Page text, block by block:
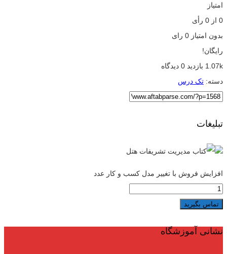
امتیاز
0 از 0 رأی
بدون امتیاز 0 رای
رایگان!
1.07k بازدید
دسته: تک درس
تبلیغات
افزایش فروش با تغییر مدل کسب و کار عدد
تماس بگیرید
نشانی آموزشگاه